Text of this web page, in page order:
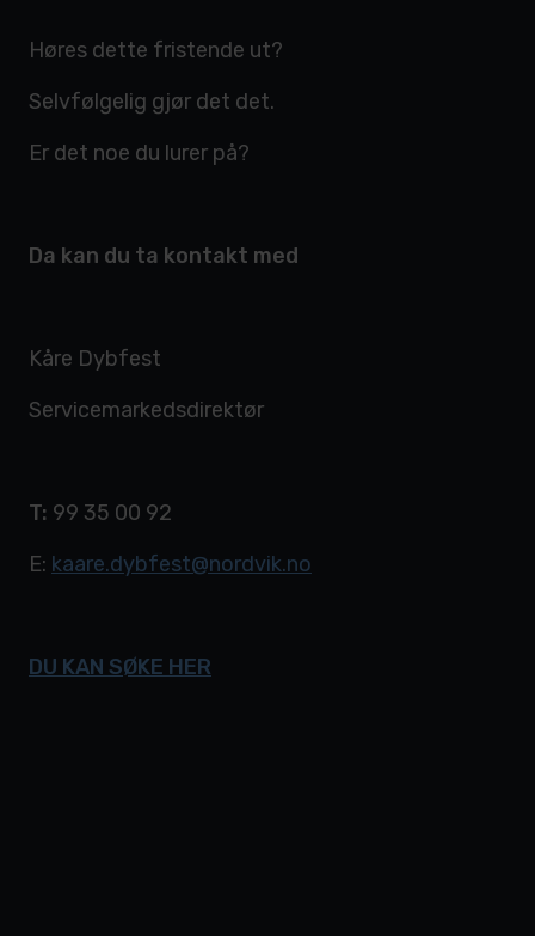
Høres dette fristende ut?
Selvfølgelig gjør det det.
Er det noe du lurer på?
Da kan du ta kontakt med
Kåre Dybfest
Servicemarkedsdirektør
T: 99 35 00 92
E: kaare.dybfest@nordvik.no
DU KAN SØKE HER